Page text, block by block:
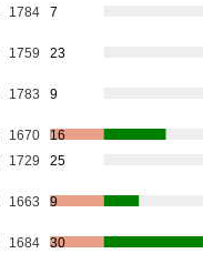
1784 7
1759 23
1783 9
1670
16
1729 25
1663 9
1684 30